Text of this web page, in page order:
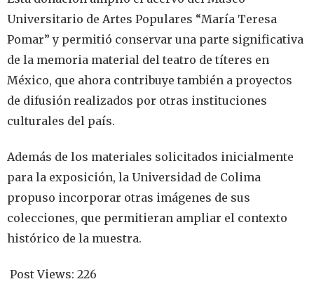
Universitario de Artes Populares “María Teresa
Pomar” y permitió conservar una parte significativa
de la memoria material del teatro de títeres en
México, que ahora contribuye también a proyectos
de difusión realizados por otras instituciones
culturales del país.
Además de los materiales solicitados inicialmente
para la exposición, la Universidad de Colima
propuso incorporar otras imágenes de sus
colecciones, que permitieran ampliar el contexto
histórico de la muestra.
Post Views: 226